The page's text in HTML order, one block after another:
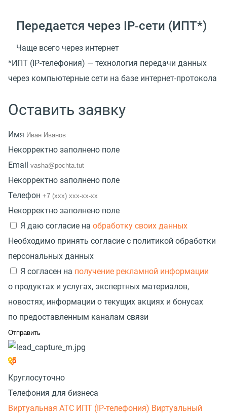
Передается через IP‑сети (ИПТ*)
Чаще всего через интернет
*ИПТ (IP-телефония) — технология передачи данных
через компьютерные сети на базе интернет-протокола
Оставить заявку
Имя
Некорректно заполнено поле
Email
Некорректно заполнено поле
Телефон
Некорректно заполнено поле
Я даю согласие на обработку своих данных
Необходимо принять согласие с политикой обработки
персональных данных
Я согласен на получение рекламной информации
о продуктах и услугах, экспертных материалов,
новостях, информации о текущих акциях и бонусах
по предоставленным каналам связи
Круглосуточно
Телефония для бизнеса
Виртуальная АТС ИПТ (IP-телефония) Виртуальный